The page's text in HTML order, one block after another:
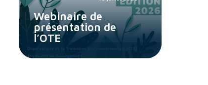
Webinaire de
présentation de
l’OTE